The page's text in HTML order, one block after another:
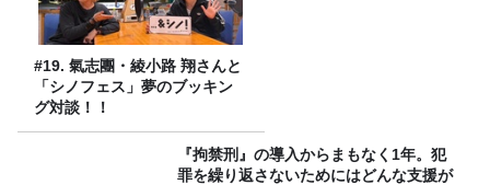
#19. 氣志團・綾小路 翔さんと
「シノフェス」夢のブッキン
グ対談！！
『拘禁刑』の導入からまもなく1年。犯
罪を繰り返さないためにはどんな支援が